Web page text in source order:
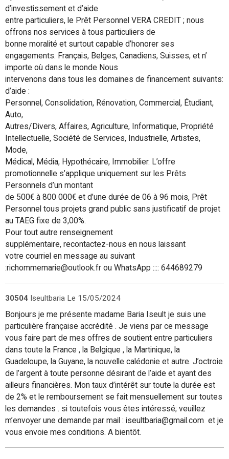
d’investissement et d’aide
entre particuliers, le Prêt Personnel VERA CREDIT ; nous
offrons nos services à tous particuliers de
bonne moralité et surtout capable d’honorer ses
engagements. Français, Belges, Canadiens, Suisses, et n’
importe où dans le monde Nous
intervenons dans tous les domaines de financement suivants:
d’aide :
Personnel, Consolidation, Rénovation, Commercial, Étudiant,
Auto,
Autres/Divers, Affaires, Agriculture, Informatique, Propriété
Intellectuelle, Société de Services, Industrielle, Artistes,
Mode,
Médical, Média, Hypothécaire, Immobilier. L’offre
promotionnelle s’applique uniquement sur les Prêts
Personnels d’un montant
de 500€ à 800 000€ et d’une durée de 06 à 96 mois, Prêt
Personnel tous projets grand public sans justificatif de projet
au TAEG fixe de 3,00%.
Pour tout autre renseignement
supplémentaire, recontactez-nous en nous laissant
votre courriel en message au suivant
:richommemarie@outlook.fr ou WhatsApp :::: 644689279
30504 Iseultbaria Le 15/05/2024
Bonjours je me présente madame Baria Iseult je suis une
particulière française accrédité . Je viens par ce message
vous faire part de mes offres de soutient entre particuliers
dans toute la France , la Belgique , la Martinique, la
Guadeloupe, la Guyane, la nouvelle calédonie et autre. J’octroie
de l’argent à toute personne désirant de l’aide et ayant des
ailleurs financières. Mon taux d’intérêt sur toute la durée est
de 2% et le remboursement se fait mensuellement sur toutes
les demandes . si toutefois vous êtes intéressé; veuillez
m’envoyer une demande par mail : iseultbaria@gmail.com et je
vous envoie mes conditions. A bientôt.